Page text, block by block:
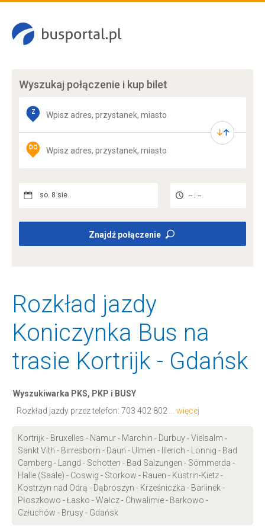
Wyszukaj połączenie i kup bilet
Z
DO
so. 8 sie. -- : --
Znajdź połączenie
Rozkład jazdy
Koniczynka Bus na
trasie Kortrijk - Gdańsk
Wyszukiwarka PKS, PKP i BUSY
Rozkład jazdy przez telefon: 703 402 802 ... więcej
Kortrijk - Bruxelles - Namur - Marchin - Durbuy - Vielsalm -
Sankt Vith - Birresborn - Daun - Ulmen - Illerich - Lonnig - Bad
Camberg - Langd - Schotten - Bad Salzungen - Sömmerda -
Halle (Saale) - Coswig - Storkow - Rauen - Küstrin-Kietz -
Kostrzyn nad Odrą - Dąbroszyn - Krześniczka - Barlinek -
Płoszkowo - Łasko - Wałcz - Chwalimie - Barkowo -
Człuchów - Brusy - Gdańsk